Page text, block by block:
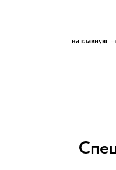
на главную →